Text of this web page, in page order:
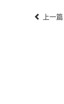
上一篇